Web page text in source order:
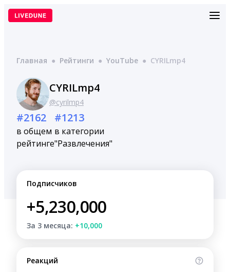
Перейти
Главная ● Рейтинги ● YouTube ● CYRILmp4
CYRILmp4
@cyrilmp4
#2162
в общем
рейтинге
#1213
в категории
"Развлечения"
Подписчиков
+5,230,000
За 3 месяца: +10,000
Реакций